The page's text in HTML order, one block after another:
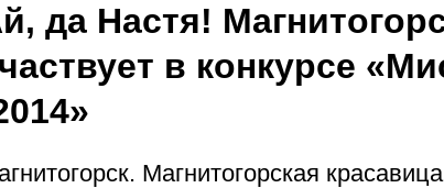
да Настя!
в конкурсе
Магнитогорская